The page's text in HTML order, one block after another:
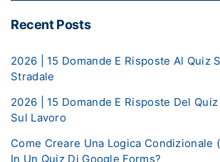
Recent Posts
2026 | 15 Domande E Risposte Al Quiz
Stradale
2026 | 15 Domande E Risposte Del
Sul Lavoro
Come Creare Una Logica Condizionale
In Un Quiz Di Google Forms?